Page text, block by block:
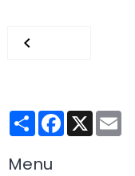
PartagerFacebook
X
Menu